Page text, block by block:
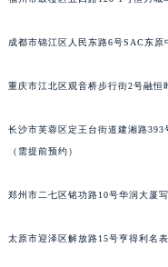
成都市锦江区人民东路6号SAC东原
重庆市江北区观音桥步行街2号融恒
长沙市芙蓉区定王台街道建湘路
（需提前预约）
郑州市二七区铭功路10号华润大厦
太原市迎泽区解放路15号亨得利名